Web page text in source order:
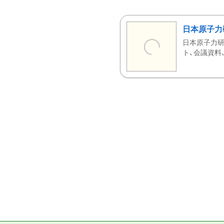
日本原子
日本原子力
ト、会議資